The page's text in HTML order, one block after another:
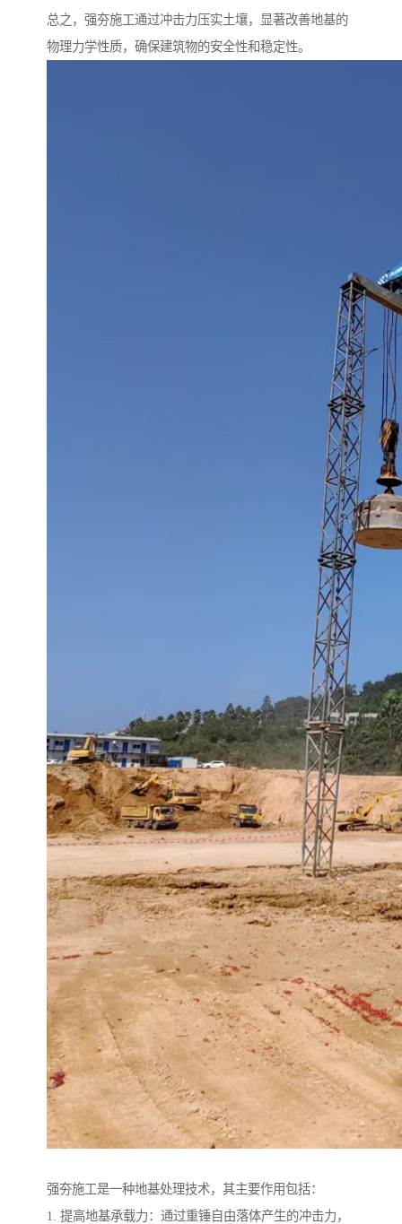
总之，强夯施工通过冲击力压实土壤，显著改善地基的
物理力学性质，确保建筑物的安全性和稳定性。
强夯施工是一种地基处理技术，其主要作用包括：
1. 提高地基承载力：通过重锤自由落体产生的冲击力，